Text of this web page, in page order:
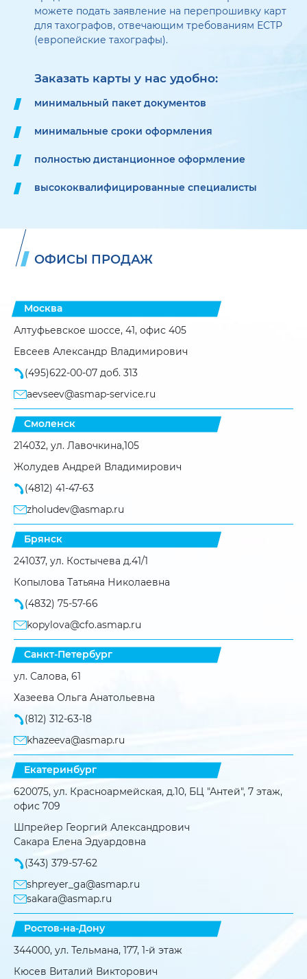
можете подать заявление на перепрошивку карт
для тахографов, отвечающим требованиям ЕСТР
(европейские тахографы).
Заказать карты у нас удобно:
минимальный пакет документов
минимальные сроки оформления
полностью дистанционное оформление
высококвалифицированные специалисты
ОФИСЫ ПРОДАЖ
Москва
Алтуфьевское шоссе, 41, офис 405
Евсеев Александр Владимирович
(495)622-00-07 доб. 313
aevseev@asmap-service.ru
Смоленск
214032, ул. Лавочкина,105
Жолудев Андрей Владимирович
(4812) 41-47-63
zholudev@asmap.ru
Брянск
241037, ул. Костычева д.41/1
Копылова Татьяна Николаевна
(4832) 75-57-66
kopylova@cfo.asmap.ru
Санкт-Петербург
ул. Салова, 61
Хазеева Ольга Анатольевна
(812) 312-63-18
khazeeva@asmap.ru
Екатеринбург
620075, ул. Красноармейская, д.10, БЦ "Антей", 7 этаж,
офис 709
Шпрейер Георгий Александрович
Сакара Елена Эдуардовна
(343) 379-57-62
shpreyer_ga@asmap.ru
sakara@asmap.ru
Ростов-на-Дону
344000, ул. Тельмана, 177, 1-й этаж
Кюсев Виталий Викторович